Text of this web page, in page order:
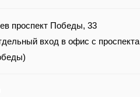
проспект Победы, 33
вход в офис с проспекта